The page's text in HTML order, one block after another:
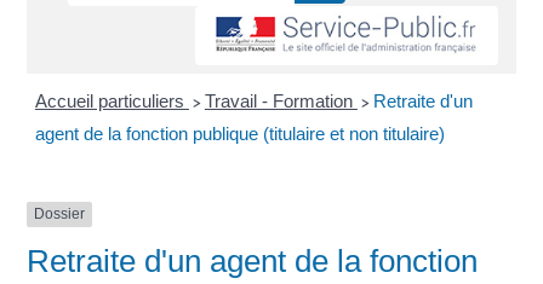
Accueil particuliers > Travail - Formation > Retraite d'un
agent de la fonction publique (titulaire et non titulaire)
Dossier
Retraite d'un agent de la fonction